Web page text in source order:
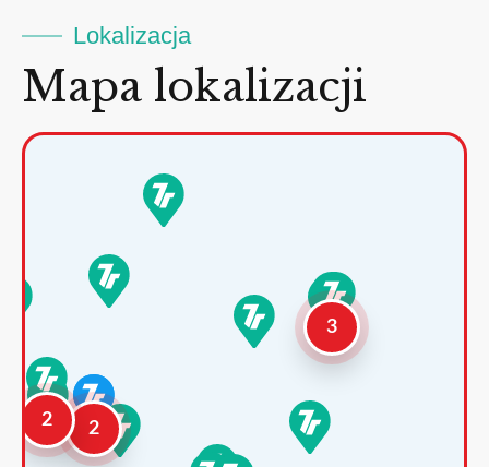
Lokalizacja
Mapa lokalizacji
2
2
3